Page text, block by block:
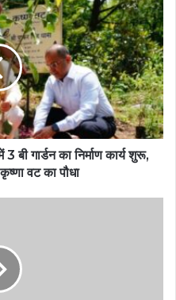
गार्डन का निर्माण कार्य शुरू,
वट का पौधा